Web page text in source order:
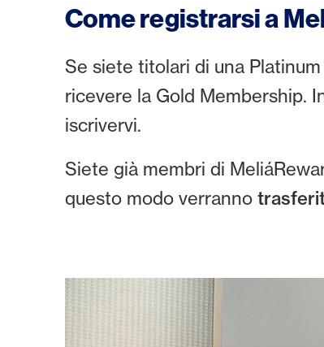
Come registrarsi a
Se siete titolari di una
ricevere la Gold Membership.
iscrivervi.
Siete già membri di
questo modo verranno